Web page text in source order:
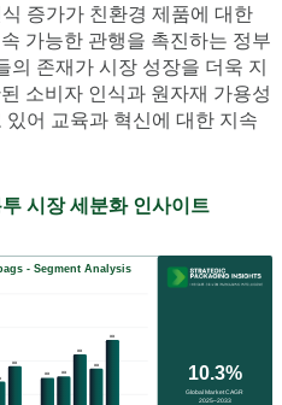
증가가 친환경 제품에 대한
가능한 관행을 촉진하는 정부
의 존재가 시장 성장을 더욱 지
소비자 인식과 원자재 가용성
어 교육과 혁신에 대한 지속
시장 세분화 인사이트